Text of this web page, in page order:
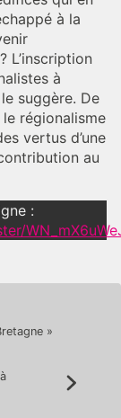
à la
L’inscription
à
suggère. De
régionalisme
vertus d’une
au
:
»